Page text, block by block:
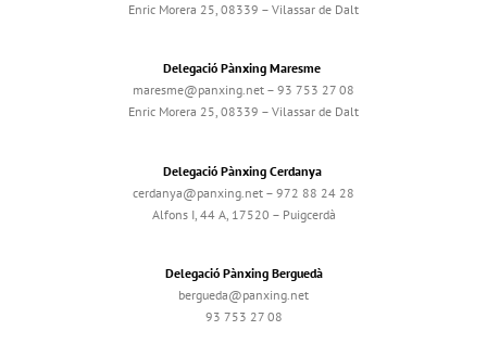
Enric Morera 25, 08339 – Vilassar de Dalt
Delegació Pànxing Maresme
maresme@panxing.net – 93 753 27 08
Enric Morera 25, 08339 – Vilassar de Dalt
Delegació Pànxing Cerdanya
cerdanya@panxing.net – 972 88 24 28
Alfons I, 44 A, 17520 – Puigcerdà
Delegació Pànxing Berguedà
bergueda@panxing.net
93 753 27 08